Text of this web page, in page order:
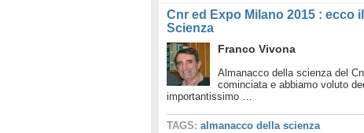
Cnr ed Expo Milano 2015 : ecco
Scienza
Franco Vivona
Almanacco della scienza del
cominciata e abbiamo voluto
importantissimo …
TAGS: almanacco della scienza